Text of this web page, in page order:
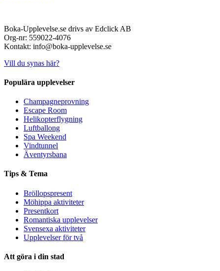
Boka-Upplevelse.se drivs av Edclick AB
Org-nr: 559022-4076
Kontakt: info@boka-upplevelse.se
Vill du synas här?
Populära upplevelser
Champagneprovning
Escape Room
Helikopterflygning
Luftballong
Spa Weekend
Vindtunnel
Äventyrsbana
Tips & Tema
Bröllopspresent
Möhippa aktiviteter
Presentkort
Romantiska upplevelser
Svensexa aktiviteter
Upplevelser för två
Att göra i din stad